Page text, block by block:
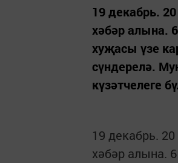
19 декабрь.
хәбәр алына.
хуҗасы үзе
сүндерелә.
күзәтчелеге
19 декабрь.
хәбәр алына.